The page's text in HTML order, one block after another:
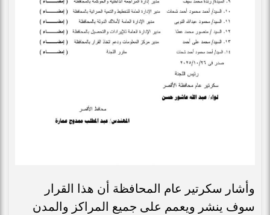
وأشار سكرتير عام المحافظة أن هذا القرار
سوف ينشر ويعمم على جميع المراكز والمدن